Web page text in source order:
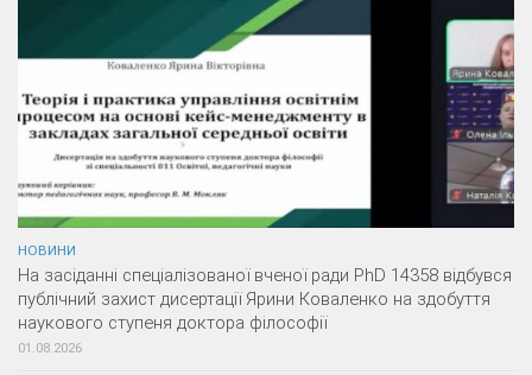
НОВИНИ
На засіданні спеціалізованої вченої ради PhD 14358 відбувся
публічний захист дисертації Ярини Коваленко на здобуття
наукового ступеня доктора філософії
01.08.2026